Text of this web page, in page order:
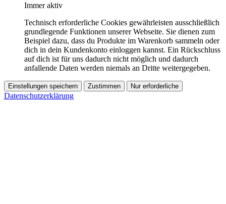
Immer aktiv
Technisch erforderliche Cookies gewährleisten ausschließlich
grundlegende Funktionen unserer Webseite. Sie dienen zum
Beispiel dazu, dass du Produkte im Warenkorb sammeln oder
dich in dein Kundenkonto einloggen kannst. Ein Rückschluss
auf dich ist für uns dadurch nicht möglich und dadurch
anfallende Daten werden niemals an Dritte weitergegeben.
Einstellungen speichern Zustimmen Nur erforderliche
Datenschutzerklärung